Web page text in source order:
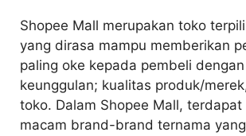
Shopee Mall merupakan toko
yang dirasa mampu memberikan
paling oke kepada pembeli
keunggulan; kualitas produk/
toko. Dalam Shopee Mall,
macam brand-brand ternama